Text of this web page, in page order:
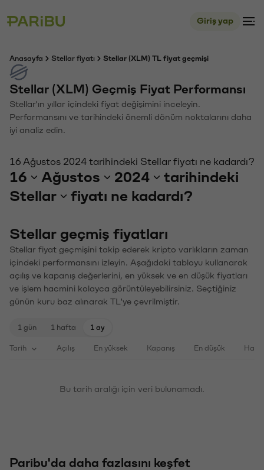
Giriş yap
Anasayfa Stellar fiyatı Stellar (XLM) TL fiyat geçmişi
Stellar (XLM) Geçmiş Fiyat Performansı
Stellar'ın yıllar içindeki fiyat değişimini inceleyin.
Performansını ve tarihindeki önemli dönüm noktalarını daha
iyi analiz edin.
16 Ağustos 2024 tarihindeki Stellar fiyatı ne kadardı?
16 Ağustos 2024
tarihindeki
Stellar
fiyatı ne kadardı?
Stellar geçmiş fiyatları
Stellar fiyat geçmişini takip ederek kripto varlıkların zaman
içindeki performansını izleyin. Aşağıdaki tabloyu kullanarak
açılış ve kapanış değerlerini, en yüksek ve en düşük fiyatları
ve işlem hacmini kolayca görüntüleyebilirsiniz. Seçtiğiniz
günün kuru baz alınarak TL'ye çevrilmiştir.
1 gün 1 hafta 1 ay
Tarih Açılış En yüksek Kapanış En düşük
Bu tarih aralığı için veri bulunamadı.
Paribu'da daha fazlasını keşfet